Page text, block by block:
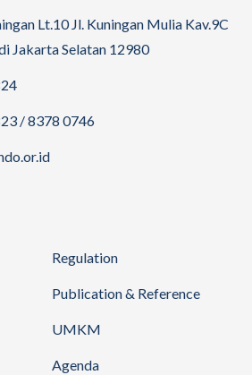
Lt.10 Jl. Kuningan Mulia Kav.9C
Jakarta Selatan 12980
/ 8378 0746
Regulation
Publication & Reference
UMKM
Agenda